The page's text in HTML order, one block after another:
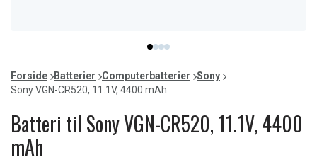
item
0
item
1
item
2
item
3
of
4
Forside Batterier Computerbatterier
Sony
Sony VGN-CR520, 11.1V, 4400 mAh
Batteri til Sony VGN-CR520, 11.1V, 4400
mAh